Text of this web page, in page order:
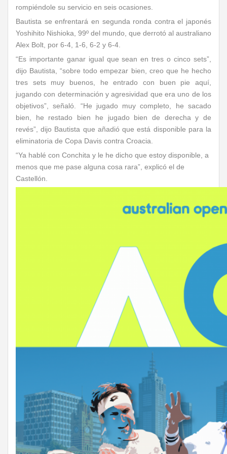
rompiéndole su servicio en seis ocasiones.
Bautista se enfrentará en segunda ronda contra el japonés
Yoshihito Nishioka, 99º del mundo, que derrotó al australiano
Alex Bolt, por 6-4, 1-6, 6-2 y 6-4.
“Es importante ganar igual que sean en tres o cinco sets”,
dijo Bautista, “sobre todo empezar bien, creo que he hecho
tres sets muy buenos, he entrado con buen pie aquí,
jugando con determinación y agresividad que era uno de los
objetivos”, señaló. “He jugado muy completo, he sacado
bien, he restado bien he jugado bien de derecha y de
revés”, dijo Bautista que añadió que está disponible para la
eliminatoria de Copa Davis contra Croacia.
“Ya hablé con Conchita y le he dicho que estoy disponible, a
menos que me pase alguna cosa rara”, explicó el de
Castellón.